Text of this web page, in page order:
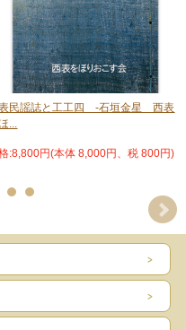
民謡誌と工工四 -石垣金星 西表
...
:8,800円(本体 8,000円、税 800円)